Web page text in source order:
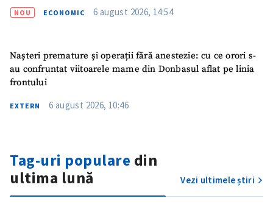
Trimite o informație
in English
на русском
NOU ECONOMIC 6 august 2026, 14:54
Nașteri premature și operații fără anestezie: cu ce orori s-
au confruntat viitoarele mame din Donbasul aflat pe linia
frontului
EXTERN 6 august 2026, 10:46
Tag-uri populare din
ultima lună
Vezi ultimele știri